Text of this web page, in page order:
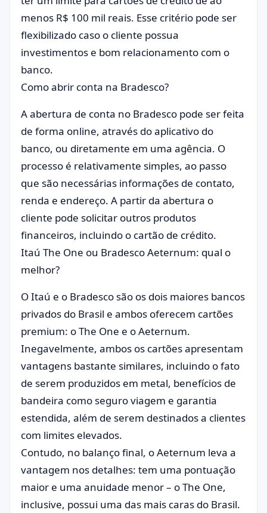
menos R$ 100 mil reais. Esse critério pode ser
flexibilizado caso o cliente possua
investimentos e bom relacionamento com o
banco.
Como abrir conta na Bradesco?
A abertura de conta no Bradesco pode ser feita
de forma online, através do aplicativo do
banco, ou diretamente em uma agência. O
processo é relativamente simples, ao passo
que são necessárias informações de contato,
renda e endereço. A partir da abertura o
cliente pode solicitar outros produtos
financeiros, incluindo o cartão de crédito.
Itaú The One ou Bradesco Aeternum: qual o
melhor?
O Itaú e o Bradesco são os dois maiores bancos
privados do Brasil e ambos oferecem cartões
premium: o The One e o Aeternum.
Inegavelmente, ambos os cartões apresentam
vantagens bastante similares, incluindo o fato
de serem produzidos em metal, benefícios de
bandeira como seguro viagem e garantia
estendida, além de serem destinados a clientes
com limites elevados.
Contudo, no balanço final, o Aeternum leva a
vantagem nos detalhes: tem uma pontuação
maior e uma anuidade menor – o The One,
inclusive, possui uma das mais caras do Brasil.